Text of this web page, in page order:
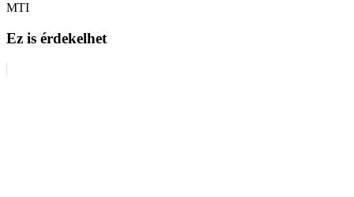
MTI
Ez is érdekelhet